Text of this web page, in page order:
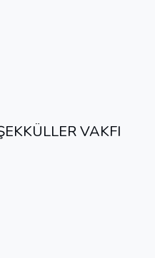
VAKFI